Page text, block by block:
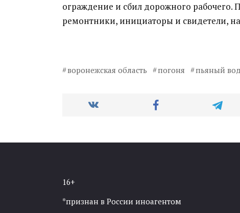
ограждение и сбил дорожного рабочего.
ремонтники, инициаторы и свидетели,
воронежская область погоня пьяный
16+
*признан в России иноагентом